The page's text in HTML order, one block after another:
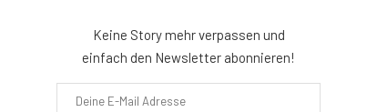
Keine Story mehr verpassen und
einfach den Newsletter abonnieren!